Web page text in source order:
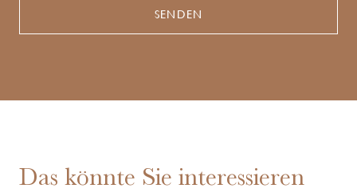
Das könnte Sie interessieren